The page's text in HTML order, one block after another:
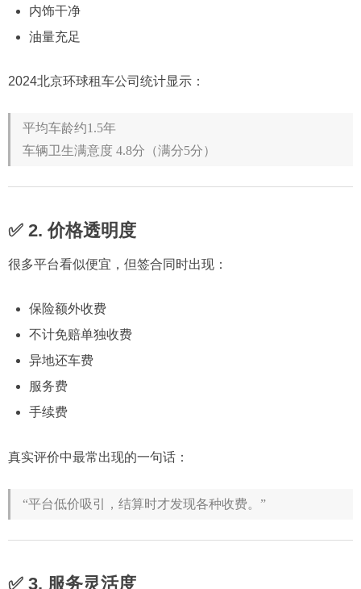
内饰干净
油量充足
2024北京环球租车公司统计显示：
平均车龄约1.5年
车辆卫生满意度 4.8分（满分5分）
✅ 2. 价格透明度
很多平台看似便宜，但签合同时出现：
保险额外收费
不计免赔单独收费
异地还车费
服务费
手续费
真实评价中最常出现的一句话：
“平台低价吸引，结算时才发现各种收费。”
✅ 3. 服务灵活度